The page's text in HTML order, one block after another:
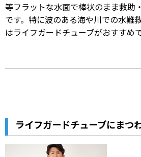
等フラットな水面で棒状のまま救助
です。特に波のある海や川での水難
はライフガードチューブがおすすめで
ライフガードチューブにまつ